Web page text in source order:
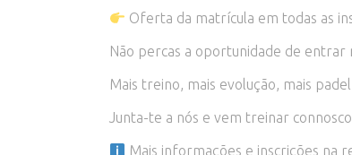
Oferta da matrícula em todas as
Não percas a oportunidade de entrar
Mais treino, mais evolução, mais
Junta-te a nós e vem treinar
Mais informações e inscrições na